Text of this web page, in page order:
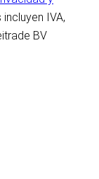
IVA,
BV